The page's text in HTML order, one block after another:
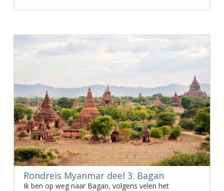
Rondreis Myanmar deel 3: Bagan
Ik ben op weg naar Bagan, volgens velen het